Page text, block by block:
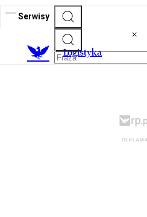
Serwisy
Logistyka